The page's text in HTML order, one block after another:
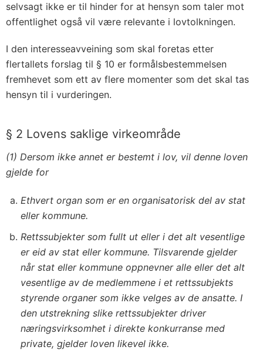
selvsagt ikke er til hinder for at hensyn som taler mot
offentlighet også vil være relevante i lovtolkningen.
I den interesseavveining som skal foretas etter
flertallets forslag til § 10 er formålsbestemmelsen
fremhevet som ett av flere momenter som det skal tas
hensyn til i vurderingen.
§ 2 Lovens saklige virkeområde
(1) Dersom ikke annet er bestemt i lov, vil denne loven
gjelde for
Ethvert organ som er en organisatorisk del av stat
eller kommune.
Rettssubjekter som fullt ut eller i det alt vesentlige
er eid av stat eller kommune. Tilsvarende gjelder
når stat eller kommune oppnevner alle eller det alt
vesentlige av de medlemmene i et rettssubjekts
styrende organer som ikke velges av de ansatte. I
den utstrekning slike rettssubjekter driver
næringsvirksomhet i direkte konkurranse med
private, gjelder loven likevel ikke.